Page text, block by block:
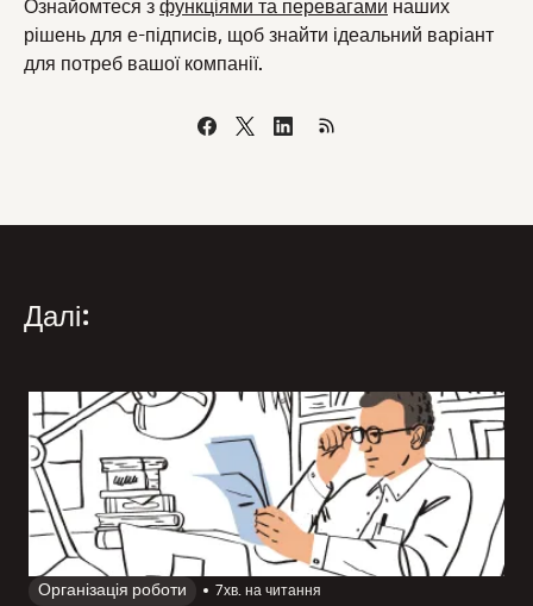
Ознайомтеся з функціями та перевагами наших
рішень для е-підписів, щоб знайти ідеальний варіант
для потреб вашої компанії.
Далі:
Організація роботи 7хв. на читання